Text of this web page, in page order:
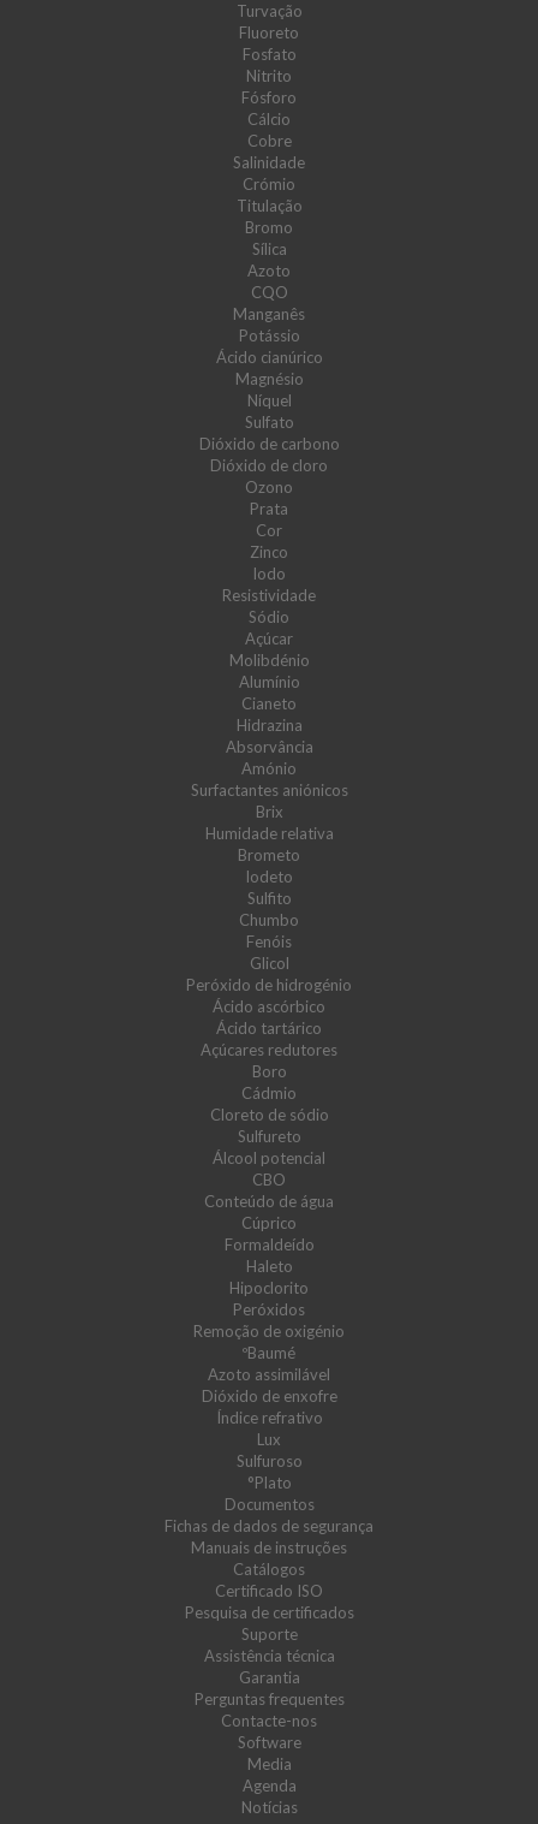
Turvação
Fluoreto
Fosfato
Nitrito
Fósforo
Cálcio
Cobre
Salinidade
Crómio
Titulação
Bromo
Sílica
Azoto
CQO
Manganês
Potássio
Ácido cianúrico
Magnésio
Níquel
Sulfato
Dióxido de carbono
Dióxido de cloro
Ozono
Prata
Cor
Zinco
Iodo
Resistividade
Sódio
Açúcar
Molibdénio
Alumínio
Cianeto
Hidrazina
Absorvância
Amónio
Surfactantes aniónicos
Brix
Humidade relativa
Brometo
Iodeto
Sulfito
Chumbo
Fenóis
Glicol
Peróxido de hidrogénio
Ácido ascórbico
Ácido tartárico
Açúcares redutores
Boro
Cádmio
Cloreto de sódio
Sulfureto
Álcool potencial
CBO
Conteúdo de água
Cúprico
Formaldeído
Haleto
Hipoclorito
Peróxidos
Remoção de oxigénio
ºBaumé
Azoto assimilável
Dióxido de enxofre
Índice refrativo
Lux
Sulfuroso
°Plato
Documentos
Fichas de dados de segurança
Manuais de instruções
Catálogos
Certificado ISO
Pesquisa de certificados
Suporte
Assistência técnica
Garantia
Perguntas frequentes
Contacte-nos
Software
Media
Agenda
Notícias